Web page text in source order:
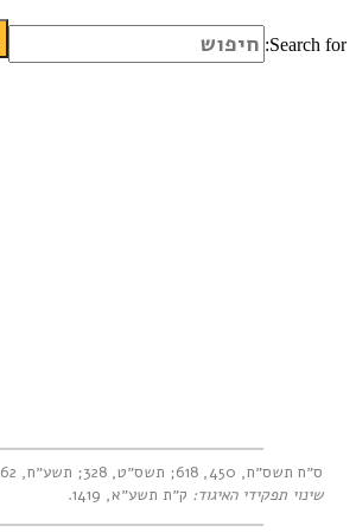
Search for:
ס״ח תשס״ח, 450 ,
618
; תשס״ט, 328 ; תשע״ח, 662
שינוי תפקידי האיגוד: ק״ת תשע״א, 1419 .